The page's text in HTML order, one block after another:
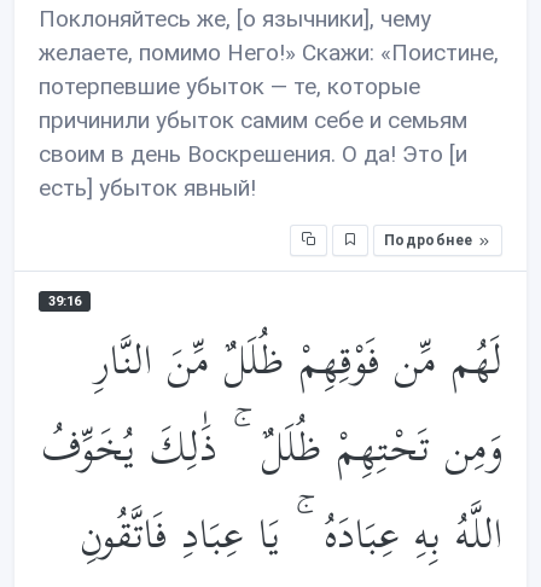
Поклоняйтесь же, [о язычники], чему
желаете, помимо Него!» Скажи: «Поистине,
потерпевшие убыток — те, которые
причинили убыток самим себе и семьям
своим в день Воскрешения. О да! Это [и
есть] убыток явный!
Подробнее
39:16
لَهُم مِّن فَوْقِهِمْ ظُلَلٌ مِّنَ النَّارِ
وَمِن تَحْتِهِمْ ظُلَلٌ ۚ ذَ‌ٰلِكَ يُخَوِّفُ
اللَّهُ بِهِ عِبَادَهُ ۚ يَا عِبَادِ فَاتَّقُونِ